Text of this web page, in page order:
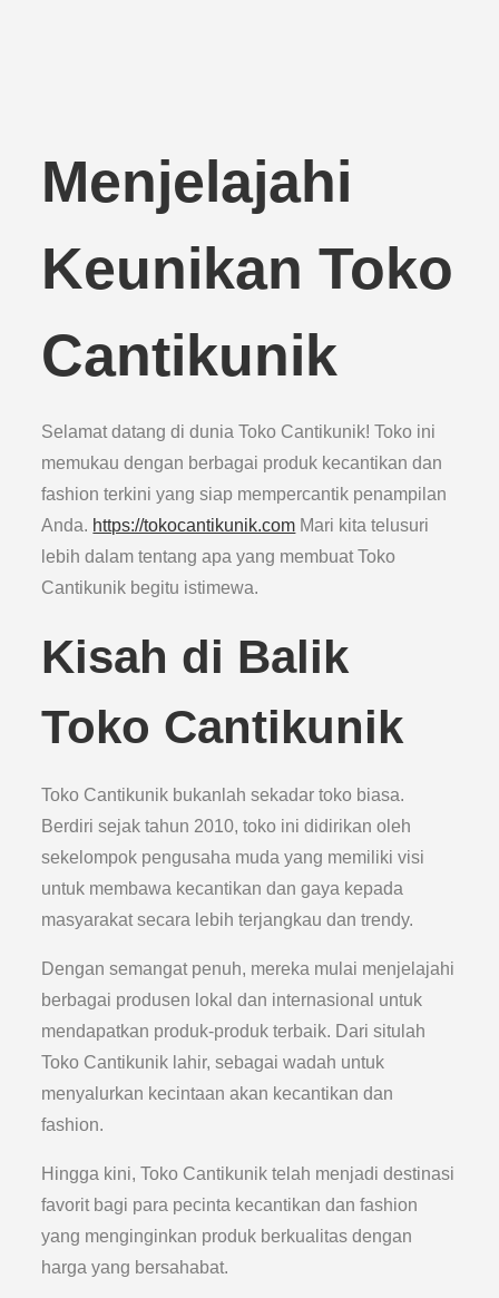
Menjelajahi
Keunikan Toko
Cantikunik
Selamat datang di dunia Toko Cantikunik! Toko ini
memukau dengan berbagai produk kecantikan dan
fashion terkini yang siap mempercantik penampilan
Anda. https://tokocantikunik.com Mari kita telusuri
lebih dalam tentang apa yang membuat Toko
Cantikunik begitu istimewa.
Kisah di Balik
Toko Cantikunik
Toko Cantikunik bukanlah sekadar toko biasa.
Berdiri sejak tahun 2010, toko ini didirikan oleh
sekelompok pengusaha muda yang memiliki visi
untuk membawa kecantikan dan gaya kepada
masyarakat secara lebih terjangkau dan trendy.
Dengan semangat penuh, mereka mulai menjelajahi
berbagai produsen lokal dan internasional untuk
mendapatkan produk-produk terbaik. Dari situlah
Toko Cantikunik lahir, sebagai wadah untuk
menyalurkan kecintaan akan kecantikan dan
fashion.
Hingga kini, Toko Cantikunik telah menjadi destinasi
favorit bagi para pecinta kecantikan dan fashion
yang menginginkan produk berkualitas dengan
harga yang bersahabat.